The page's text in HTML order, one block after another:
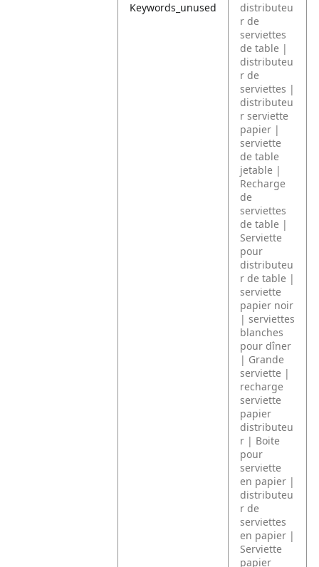
Keywords_unused
distributeu
r de
serviettes
de table |
distributeu
r de
serviettes |
distributeu
r serviette
papier |
serviette
de table
jetable |
Recharge
de
serviettes
de table |
Serviette
pour
distributeu
r de table |
serviette
papier noir
| serviettes
blanches
pour dîner
| Grande
serviette |
recharge
serviette
papier
distributeu
r | Boite
pour
serviette
en papier |
distributeu
r de
serviettes
en papier |
Serviette
papier